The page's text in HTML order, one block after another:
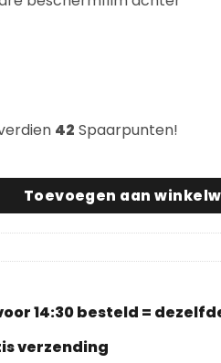
42 Spaarpunten!
aantal
Toevoegen aan
14:30 besteld =
verzending